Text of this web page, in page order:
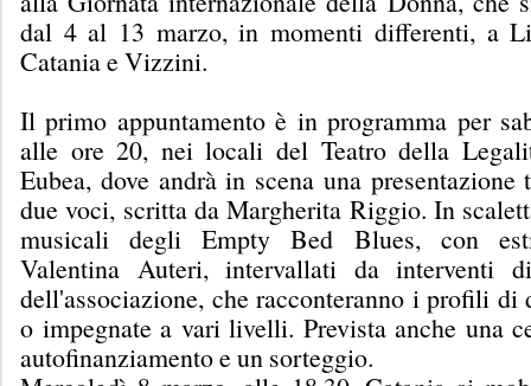
dal 4 al 13 marzo, in momenti differenti, a
Catania e Vizzini.
Il primo appuntamento è in programma per
alle ore 20, nei locali del Teatro della
Eubea, dove andrà in scena una presentazione
due voci, scritta da Margherita Riggio. In
musicali degli Empty Bed Blues, con
Valentina Auteri, intervallati da interventi
dell'associazione, che racconteranno i profili di
o impegnate a vari livelli. Prevista anche una
autofinanziamento e un sorteggio.